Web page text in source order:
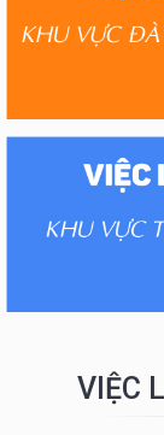
VIỆC